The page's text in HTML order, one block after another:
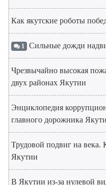
Как якутские роботы
1 Сильные дожди
Чрезвычайно высокая
двух районах Якутии
Энциклопедия
главного дорожника
Трудовой подвиг на
Якутии
В Якутии из-за нулевой